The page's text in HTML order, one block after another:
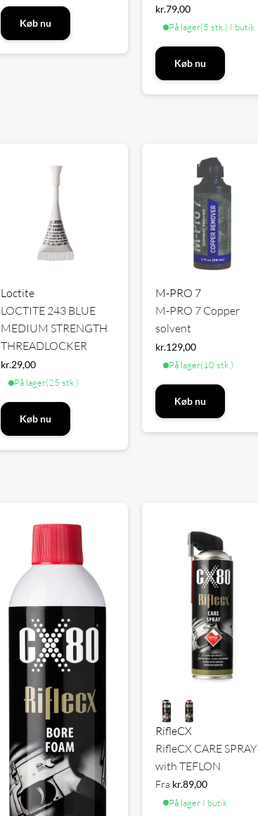
Køb nu
kr.79,00
På lager(5 stk.)·I butik
Køb nu
Loctite
LOCTITE 243 BLUE
MEDIUM STRENGTH
THREADLOCKER
kr.29,00
På lager(25 stk.)
Køb nu
M-PRO 7
M-PRO 7 Copper
solvent
kr.129,00
På lager(10 stk.)
Køb nu
RifleCX
RifleCX CARE SPRAY
with TEFLON
Fra kr.89,00
På lager·I butik